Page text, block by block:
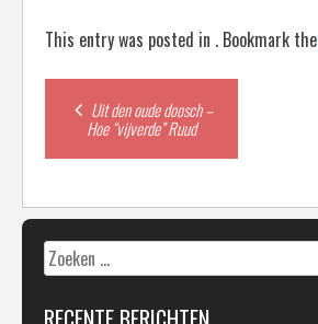
This entry was posted in . Bookmark the
Post
navigation
Uit den oude doosch –
Hoe “vijverde” Ruud
Zoeken
naar: